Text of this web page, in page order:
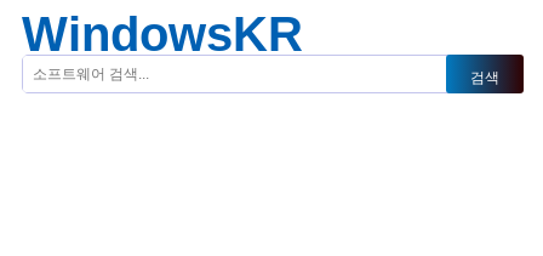
WindowsKR